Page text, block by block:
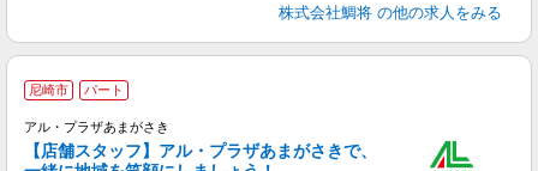
株式会社鯛将 の他の求人をみる
尼崎市 パート
アル・プラザあまがさき
【店舗スタッフ】アル・プラザあまがさきで、